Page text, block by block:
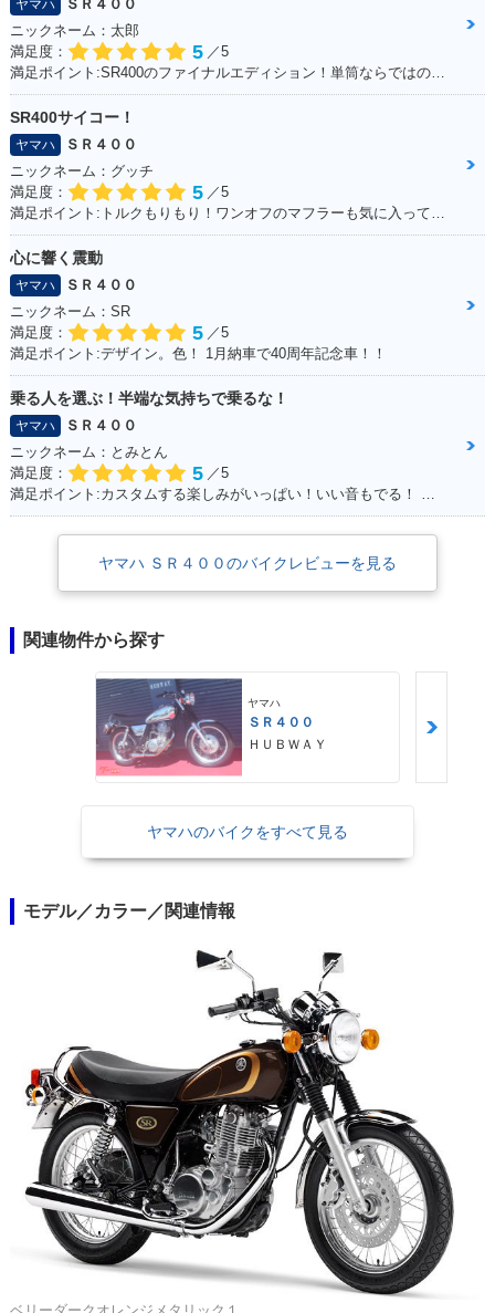
ヤマハ
ＳＲ４００
ニックネーム：太郎
満足度：
5 ／5
満足ポイント:SR400のファイナルエディション！単筒ならではの振動が最高です！
SR400サイコー！
ヤマハ
ＳＲ４００
ニックネーム：グッチ
満足度：
5 ／5
満足ポイント:トルクもりもり！ワンオフのマフラーも気に入ってます！
心に響く震動
ヤマハ
ＳＲ４００
ニックネーム：SR
満足度：
5 ／5
満足ポイント:デザイン。色！ 1月納車で40周年記念車！！
乗る人を選ぶ！半端な気持ちで乗るな！
ヤマハ
ＳＲ４００
ニックネーム：とみとん
満足度：
5 ／5
満足ポイント:カスタムする楽しみがいっぱい！いい音もでる！ シルバーの洗濯ばさみがこだわりポイントです
ヤマハ ＳＲ４００のバイクレビューを見る
関連物件から探す
ヤマハ
ＳＲ４００
ＨＵＢＷＡＹ
ヤマハのバイクをすべて見る
モデル／カラー／関連情報